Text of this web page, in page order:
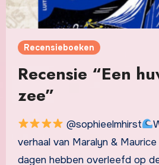
Recensieboeken
Recensie “Een
zee”
@sophieelmhirst
verhaal van Maralyn &
dagen hebben overleefd op